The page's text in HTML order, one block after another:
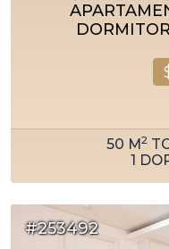
50 M2
1
#253492